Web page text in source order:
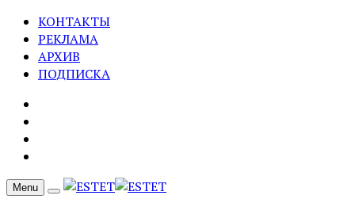
КОНТАКТЫ
РЕКЛАМА
АРХИВ
ПОДПИСКА
Menu